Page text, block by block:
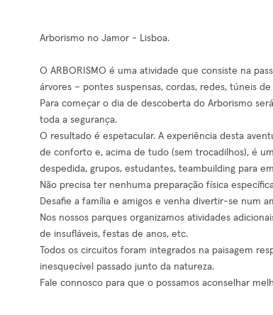
Arborismo no Jamor - Lisboa.
O ARBORISMO é uma atividade que consiste na
árvores – pontes suspensas, cordas, redes, túneis
Para começar o dia de descoberta do Arborismo
toda a segurança.
O resultado é espetacular. A experiência desta
de conforto e, acima de tudo (sem trocadilhos), é
despedida, grupos, estudantes, teambuilding para
Não precisa ter nenhuma preparação física
Desafie a família e amigos e venha divertir-se num
Nos nossos parques organizamos atividades
de insufláveis, festas de anos, etc.
Todos os circuitos foram integrados na paisagem
inesquecível passado junto da natureza.
Fale connosco para que o possamos aconselhar